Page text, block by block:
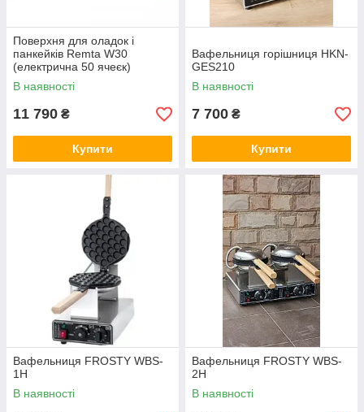
Поверхня для оладок і
панкейків Remta W30
(електрична 50 ячеєк)
В наявності
11 790 ₴
Купити
Вафельниця горішниця HKN-
GES210
В наявності
7 700 ₴
Купити
Вафельниця FROSTY WBS-
1H
В наявності
Вафельниця FROSTY WBS-
2H
В наявності